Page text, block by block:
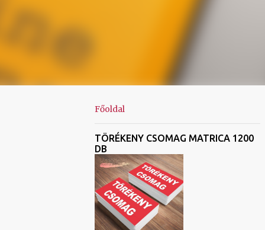
Főoldal
TÖRÉKENY CSOMAG MATRICA 1200
DB